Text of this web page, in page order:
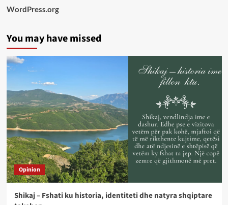
WordPress.org
You may have missed
Opinion
Shikaj – Fshati ku historia, identiteti dhe natyra shqiptare